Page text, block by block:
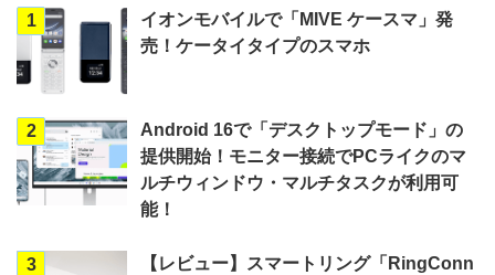
1
イオンモバイルで「MIVE ケースマ」発
売！ケータイタイプのスマホ
2
Android 16で「デスクトップモード」の
提供開始！モニター接続でPCライクのマ
ルチウィンドウ・マルチタスクが利用可
能！
3
【レビュー】スマートリング「RingConn